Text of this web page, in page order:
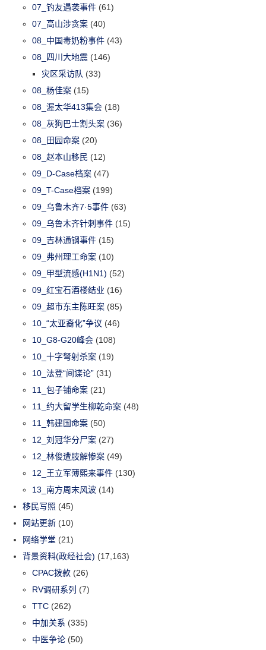
07_钓友遇袭事件 (61)
07_高山涉贪案 (40)
08_中国毒奶粉事件 (43)
08_四川大地震 (146)
灾区采访队 (33)
08_杨佳案 (15)
08_渥太华413集会 (18)
08_灰狗巴士割头案 (36)
08_田园命案 (20)
08_赵本山移民 (12)
09_D-Case档案 (47)
09_T-Case档案 (199)
09_乌鲁木齐7·5事件 (63)
09_乌鲁木齐针刺事件 (15)
09_吉林通钢事件 (15)
09_弗州理工命案 (10)
09_甲型流感(H1N1) (52)
09_红宝石酒楼结业 (16)
09_超市东主陈旺案 (85)
10_“太亚裔化”争议 (46)
10_G8-G20峰会 (108)
10_十字弩射杀案 (19)
10_法登“间谍论” (31)
11_包子铺命案 (21)
11_约大留学生柳乾命案 (48)
11_韩建国命案 (50)
12_刘冠华分尸案 (27)
12_林俊遭肢解惨案 (49)
12_王立军薄熙来事件 (130)
13_南方周末风波 (14)
移民写照 (45)
网站更新 (10)
网络学堂 (21)
背景资料(政经社会) (17,163)
CPAC拨款 (26)
RV调研系列 (7)
TTC (262)
中加关系 (335)
中医争论 (50)